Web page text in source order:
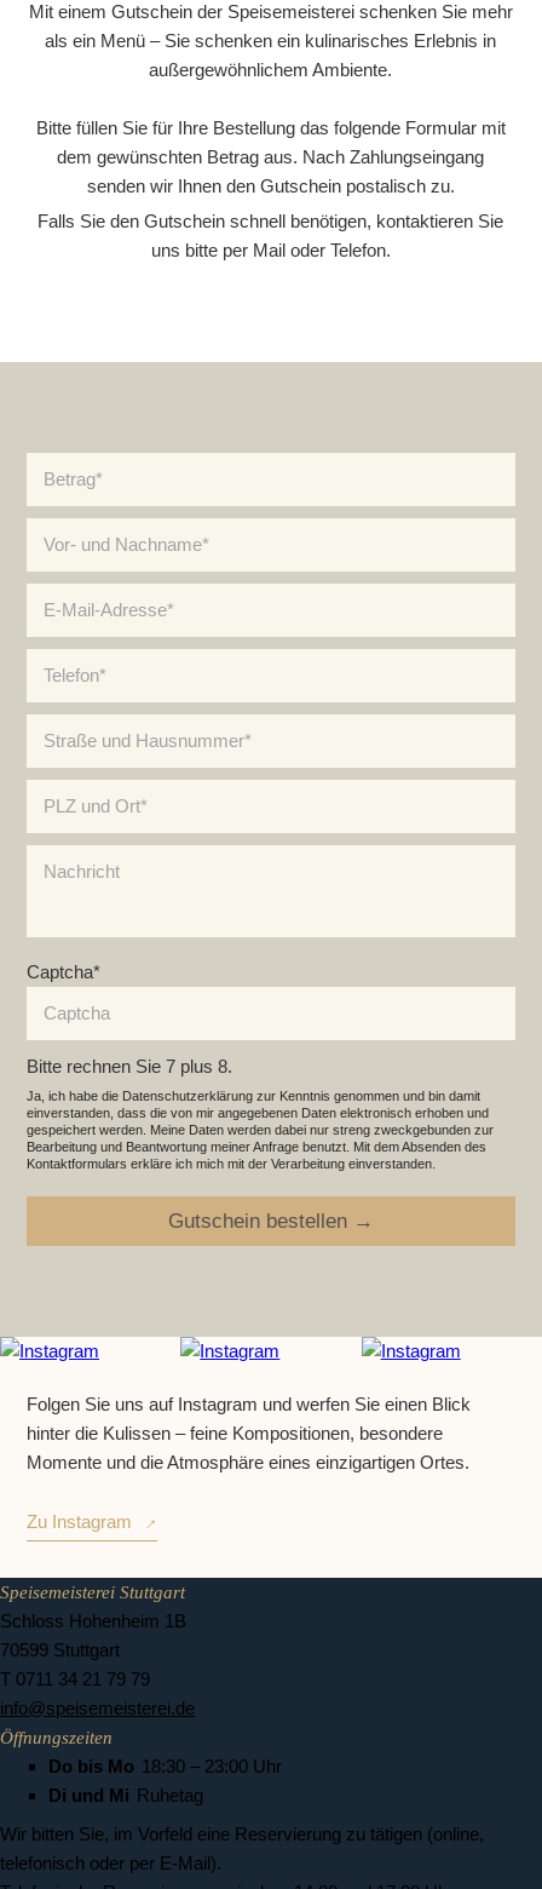
Mit einem Gutschein der Speisemeisterei schenken Sie mehr
als ein Menü – Sie schenken ein kulinarisches Erlebnis in
außergewöhnlichem Ambiente.
Bitte füllen Sie für Ihre Bestellung das folgende Formular mit
dem gewünschten Betrag aus. Nach Zahlungseingang
senden wir Ihnen den Gutschein postalisch zu.
Falls Sie den Gutschein schnell benötigen, kontaktieren Sie
uns bitte per Mail oder Telefon.
Pflichtfeld
Captcha*
Bitte rechnen Sie 7 plus 8.
Ja, ich habe die Datenschutzerklärung zur Kenntnis genommen und bin damit
einverstanden, dass die von mir angegebenen Daten elektronisch erhoben und
gespeichert werden. Meine Daten werden dabei nur streng zweckgebunden zur
Bearbeitung und Beantwortung meiner Anfrage benutzt. Mit dem Absenden des
Kontaktformulars erkläre ich mich mit der Verarbeitung einverstanden.
Gutschein bestellen →
Folgen Sie uns auf Instagram und werfen Sie einen Blick
hinter die Kulissen – feine Kompositionen, besondere
Momente und die Atmosphäre eines einzigartigen Ortes.
Zu Instagram
Speisemeisterei Stuttgart
Schloss Hohenheim 1B
70599 Stuttgart
T 0711 34 21 79 79
info@speisemeisterei.de
Öffnungszeiten
Do bis Mo 18:30 – 23:00 Uhr
Di und Mi Ruhetag
Wir bitten Sie, im Vorfeld eine Reservierung zu tätigen (online,
telefonisch oder per E-Mail).